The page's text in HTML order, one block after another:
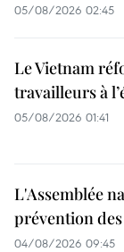
05/08/2026 02:45
Le Vietnam
travailleurs à
05/08/2026 01:41
L'Assemblée
prévention
04/08/2026 09:45